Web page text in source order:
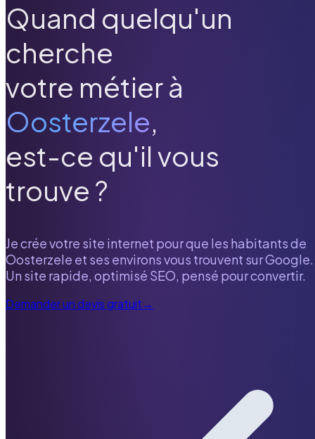
Quand quelqu'un
cherche
votre métier à
Oosterzele,
est-ce qu'il vous
trouve ?
Je crée votre site internet pour que les habitants de
Oosterzele et ses environs vous trouvent sur Google.
Un site rapide, optimisé SEO, pensé pour convertir.
Demander un devis gratuit→